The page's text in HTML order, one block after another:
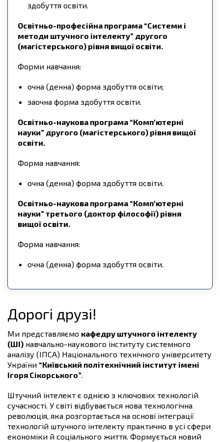
здобуття освіти.
Освітньо-професійна програма “Системи і
методи штучного інтелекту” другого
(магістерського) рівня вищої освіти.
Форми навчання:
очна (денна) форма здобуття освіти;
заочна форма здобуття освіти.
Освітньо-наукова програма “Комп'ютерні
науки” другого (магістерського) рівня вищої
освіти.
Форма навчання:
очна (денна) форма здобуття освіти.
Освітньо-наукова програма “Комп'ютерні
науки” третього (доктор філософії) рівня
вищої освіти.
Форма навчання:
очна (денна) форма здобуття освіти.
Дорогі друзі!
Ми представляємо кафедру штучного інтелекту
(ШІ) навчально-наукового інституту системного
аналізу (ІПСА) Національного технічного університету
України “Київський політехнічний інститут імені
Ігоря Сікорського”.
Штучний інтелект є однією з ключових технологій
сучасності. У світі відбувається нова технологічна
революція, яка розгортається на основі інтеграції
технологій штучного інтелекту практично в усі сфери
економіки й соціального життя. Формується новий